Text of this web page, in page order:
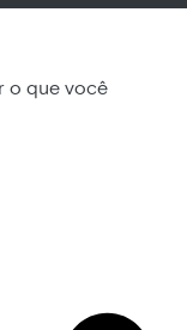
o que você